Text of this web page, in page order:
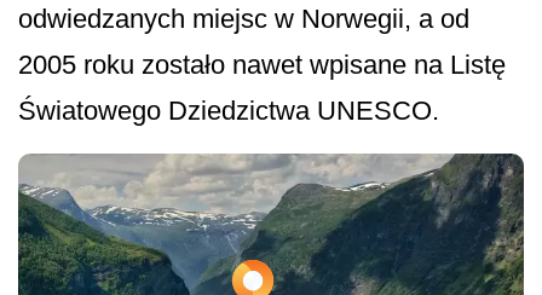
odwiedzanych miejsc w Norwegii, a od
2005 roku zostało nawet wpisane na Listę
Światowego Dziedzictwa UNESCO.